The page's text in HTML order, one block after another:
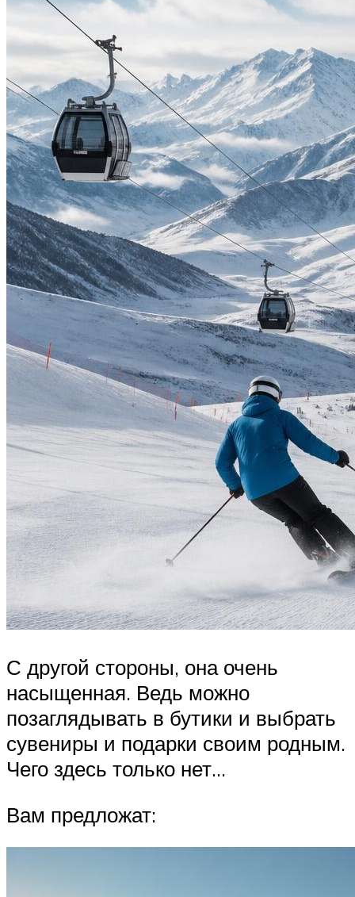
С другой стороны, она очень
насыщенная. Ведь можно
позаглядывать в бутики и выбрать
сувениры и подарки своим родным.
Чего здесь только нет…
Вам предложат: